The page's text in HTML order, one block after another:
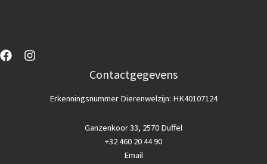
Contactgegevens
Erkenningsnummer Dierenwelzijn: HK40107124
Ganzenkoor 33, 2570 Duffel
+32 460 20 44 90
Email